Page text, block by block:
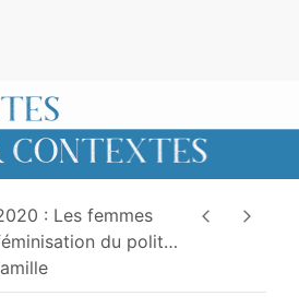
: Les femmes
du polit…